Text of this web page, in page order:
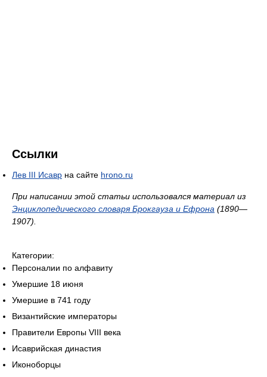
Ссылки
Лев III Исавр на сайте hrono.ru
При написании этой статьи использовался материал из
Энциклопедического словаря Брокгауза и Ефрона (1890—
1907).
Категории:
Персоналии по алфавиту
Умершие 18 июня
Умершие в 741 году
Византийские императоры
Правители Европы VIII века
Исаврийская династия
Иконоборцы